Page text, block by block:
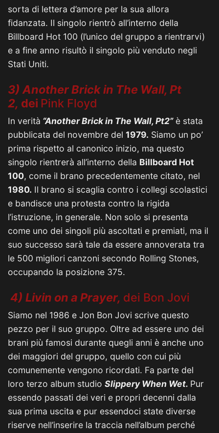
sorta di lettera d’amore per la sua allora
fidanzata. Il singolo rientrò all’interno della
Billboard Hot 100 (l’unico del gruppo a rientrarvi)
e a fine anno risultò il singolo più venduto negli
Stati Uniti.
3) Another Brick in The Wall, Pt
2, dei Pink Floyd
In verità “Another Brick in The Wall, Pt2”è stata
pubblicata del novembre del 1979. Siamo un po’
prima rispetto al canonico inizio, ma questo
singolo rientrerà all’interno della Billboard Hot
100, come il brano precedentemente citato, nel
1980. Il brano si scaglia contro i collegi scolastici
e bandisce una protesta contro la rigida
l’istruzione, in generale. Non solo si presenta
come uno dei singoli più ascoltati e premiati, ma il
suo successo sarà tale da essere annoverata tra
le 500 migliori canzoni secondo Rolling Stones,
occupando la posizione 375.
4) Livin on a Prayer, dei Bon Jovi
Siamo nel 1986 e Jon Bon Jovi scrive questo
pezzo per il suo gruppo. Oltre ad essere uno dei
brani più famosi durante quegli anni è anche uno
dei maggiori del gruppo, quello con cui più
comunemente vengono ricordati. Fa parte del
loro terzo album studio Slippery When Wet. Pur
essendo passati dei veri e propri decenni dalla
sua prima uscita e pur essendoci state diverse
riserve nell’inserire la traccia nell’album perché